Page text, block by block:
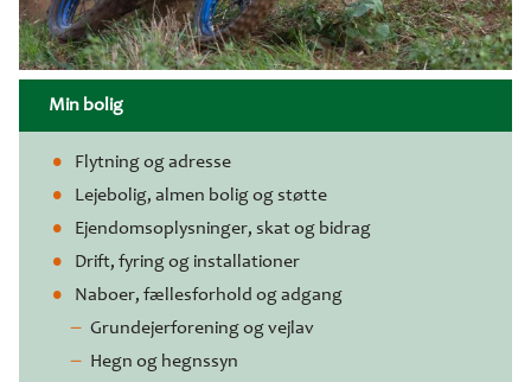
Min bolig
Flytning og adresse
Lejebolig, almen bolig og støtte
Ejendomsoplysninger, skat og bidrag
Drift, fyring og installationer
Naboer, fællesforhold og adgang
Grundejerforening og vejlav
Hegn og hegnssyn